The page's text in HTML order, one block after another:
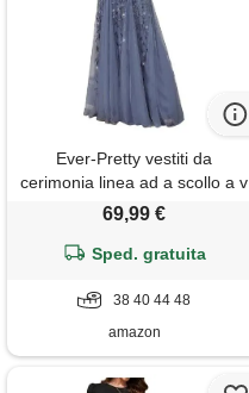
Ever-Pretty vestiti da
cerimonia linea ad a scollo a v
per cerimonia sera damigella
denim blu 38
69,99 €
Sped. gratuita
38 40 44 48
amazon